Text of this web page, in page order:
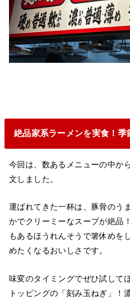
絶品家系ラーメンを実食！季
今回は、数あるメニューの中か
文しました。
運ばれてきた一杯は、豚骨のう
かでクリーミーなスープが絶品
もあるほうれんそうで箸休めを
めたくなるおいしさです。
味変のタイミングでぜひ試して
トッピングの「刻み玉ねぎ」！